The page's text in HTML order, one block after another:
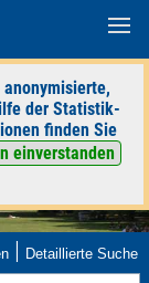
der Statistik-
finden Sie
einverstanden
| Detaillierte Suche